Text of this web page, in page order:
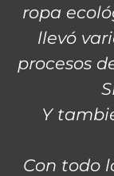
ropa
llevó
procesos
Y
Con todo